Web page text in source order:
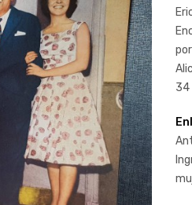
34